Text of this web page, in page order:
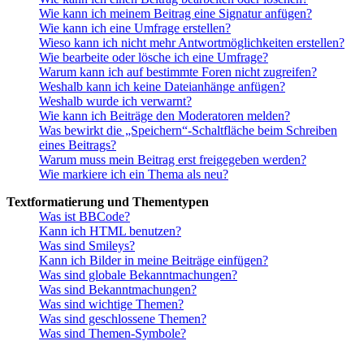
Wie kann ich meinem Beitrag eine Signatur anfügen?
Wie kann ich eine Umfrage erstellen?
Wieso kann ich nicht mehr Antwortmöglichkeiten erstellen?
Wie bearbeite oder lösche ich eine Umfrage?
Warum kann ich auf bestimmte Foren nicht zugreifen?
Weshalb kann ich keine Dateianhänge anfügen?
Weshalb wurde ich verwarnt?
Wie kann ich Beiträge den Moderatoren melden?
Was bewirkt die „Speichern“-Schaltfläche beim Schreiben
eines Beitrags?
Warum muss mein Beitrag erst freigegeben werden?
Wie markiere ich ein Thema als neu?
Textformatierung und Thementypen
Was ist BBCode?
Kann ich HTML benutzen?
Was sind Smileys?
Kann ich Bilder in meine Beiträge einfügen?
Was sind globale Bekanntmachungen?
Was sind Bekanntmachungen?
Was sind wichtige Themen?
Was sind geschlossene Themen?
Was sind Themen-Symbole?